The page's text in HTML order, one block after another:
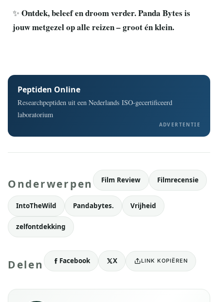
✨ Ontdek, beleef en droom verder. Panda Bytes is
jouw metgezel op alle reizen – groot én klein.
Peptiden Online
Researchpeptiden uit een Nederlands ISO-gecertificeerd
laboratorium
ADVERTENTIE
Onderwerpen Film Review Filmrecensie
IntoTheWild Pandabytes. Vrijheid
zelfontdekking
Delen Facebook X LINK KOPIËREN